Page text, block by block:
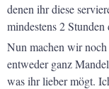
denen ihr diese
mindestens 2
Nun machen wir
entweder ganz
was ihr lieber mögt.